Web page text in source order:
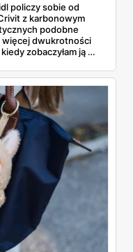
policzy sobie od
z karbonowym
podobne
więcej dwukrotności
zobaczyłam ją w
kortów przybywa
Sprawdziłam, co
i komu taka rakieta